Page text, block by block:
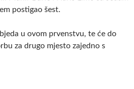
postigao šest.
u ovom prvenstvu, te će do
za drugo mjesto zajedno s